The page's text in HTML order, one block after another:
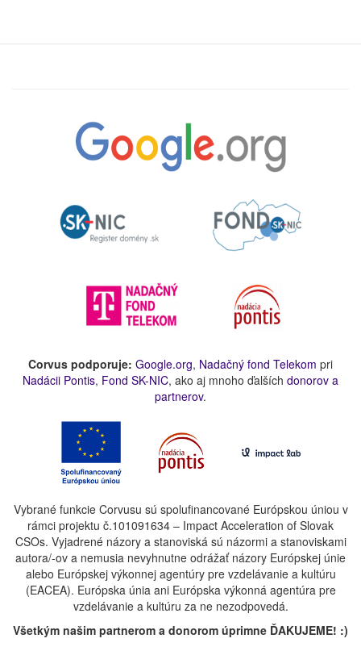
Corvus podporuje: Google.org, Nadačný fond Telekom pri
Nadácii Pontis, Fond SK-NIC, ako aj mnoho ďalších donorov a
partnerov.
Vybrané funkcie Corvusu sú spolufinancované Európskou úniou v
rámci projektu č.101091634 – Impact Acceleration of Slovak
CSOs. Vyjadrené názory a stanoviská sú názormi a stanoviskami
autora/-ov a nemusia nevyhnutne odrážať názory Európskej únie
alebo Európskej výkonnej agentúry pre vzdelávanie a kultúru
(EACEA). Európska únia ani Európska výkonná agentúra pre
vzdelávanie a kultúru za ne nezodpovedá.
Všetkým našim partnerom a donorom úprimne ĎAKUJEME! :)